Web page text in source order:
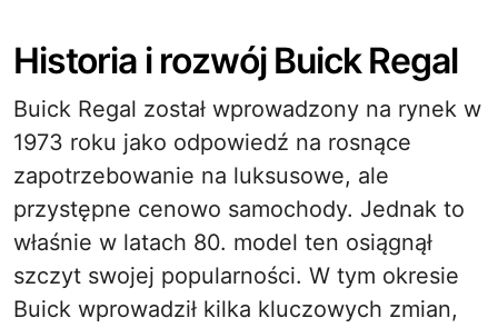
Historia i rozwój Buick Regal
Buick Regal został wprowadzony na rynek w
1973 roku jako odpowiedź na rosnące
zapotrzebowanie na luksusowe, ale
przystępne cenowo samochody. Jednak to
właśnie w latach 80. model ten osiągnął
szczyt swojej popularności. W tym okresie
Buick wprowadził kilka kluczowych zmian,